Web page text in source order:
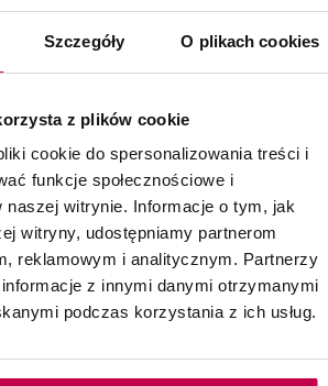
Szczegóły O plikach cookies
z plików cookie
cookie do spersonalizowania treści i
funkcje społecznościowe i
naszej witrynie. Informacje o tym, jak
witryny, udostępniamy partnerom
reklamowym i analitycznym. Partnerzy
informacje z innymi danymi otrzymanymi
podczas korzystania z ich usług.
- zł